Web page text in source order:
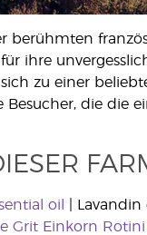
berühmten
ihre
zu einer
die die
oil |
Grit Einkorn Rotini